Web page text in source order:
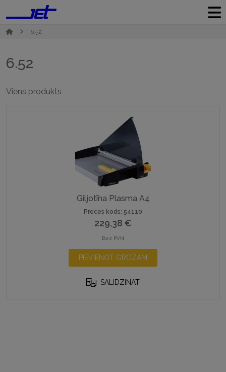
6.52
6.52
Viens produkts
Giljotīna Plasma A4
Preces kods: 54110
229,38 €
Bez PVN
PIEVIENOT GROZAM
SALĪDZINĀT